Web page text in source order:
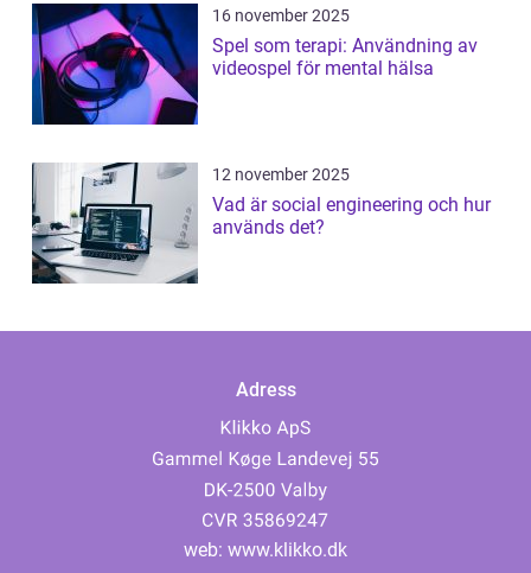
16 november 2025
Spel som terapi: Användning av
videospel för mental hälsa
12 november 2025
Vad är social engineering och hur
används det?
Adress
web: www.klikko.dk